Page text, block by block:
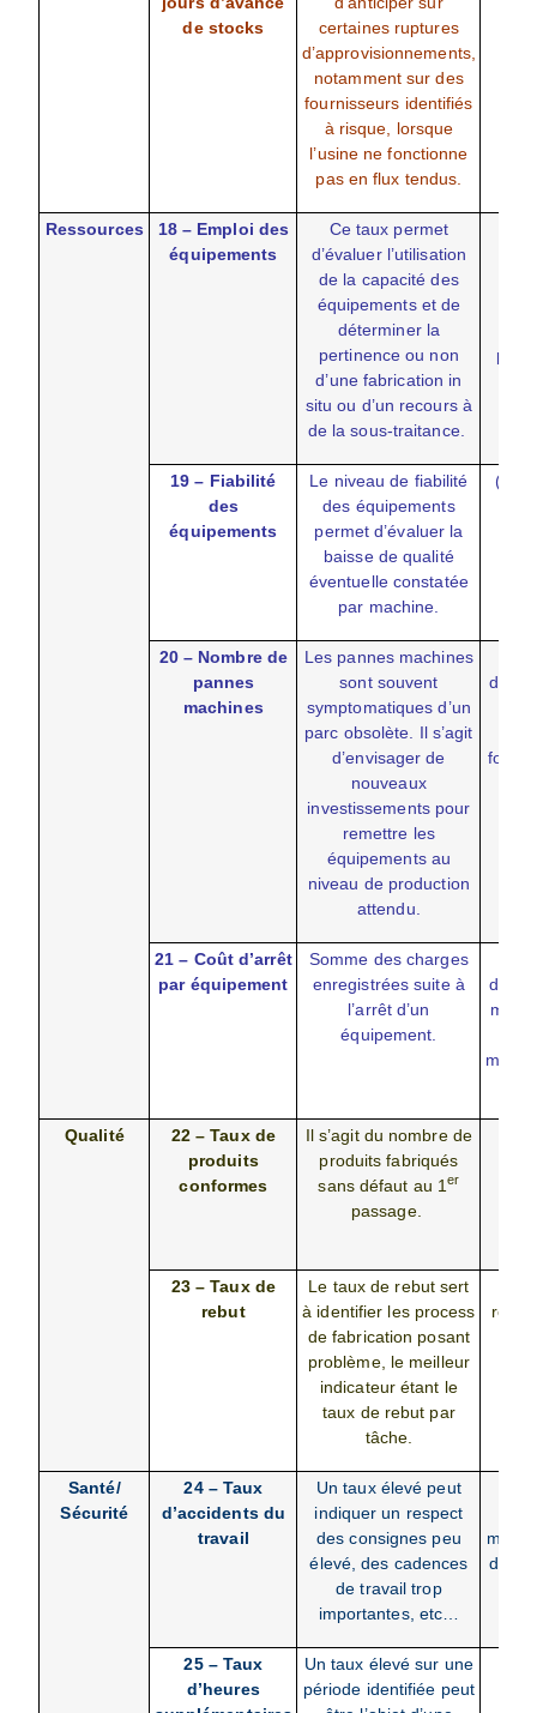
de stocks
certaines ruptures
d’approvisionnements,
notamment sur des
fournisseurs identifiés
à risque, lorsque
l’usine ne fonctionne
pas en flux tendus.
Ressources
18 – Emploi des
équipements
Ce taux permet
d’évaluer l’utilisation
de la capacité des
équipements et de
déterminer la
pertinence ou non
d’une fabrication in
situ ou d’un recours à
de la sous-traitance.
19 – Fiabilité
des
équipements
Le niveau de fiabilité
des équipements
permet d’évaluer la
baisse de qualité
éventuelle constatée
par machine.
20 – Nombre de
pannes
machines
Les pannes machines
sont souvent
symptomatiques d’un
parc obsolète. Il s’agit
d’envisager de
nouveaux
investissements pour
remettre les
équipements au
niveau de production
attendu.
21 – Coût d’arrêt
par équipement
Somme des charges
enregistrées suite à
l’arrêt d’un
équipement.
Qualité
22 – Taux de
produits
conformes
Il s’agit du nombre de
produits fabriqués
sans défaut au 1er
passage.
23 – Taux de
rebut
Le taux de rebut sert
à identifier les process
de fabrication posant
problème, le meilleur
indicateur étant le
taux de rebut par
tâche.
rebut
Santé/
Sécurité
24 – Taux
d’accidents du
travail
Un taux élevé peut
indiquer un respect
des consignes peu
élevé, des cadences
de travail trop
importantes, etc…
des
25 – Taux
d’heures
Un taux élevé sur une
période identifiée peut